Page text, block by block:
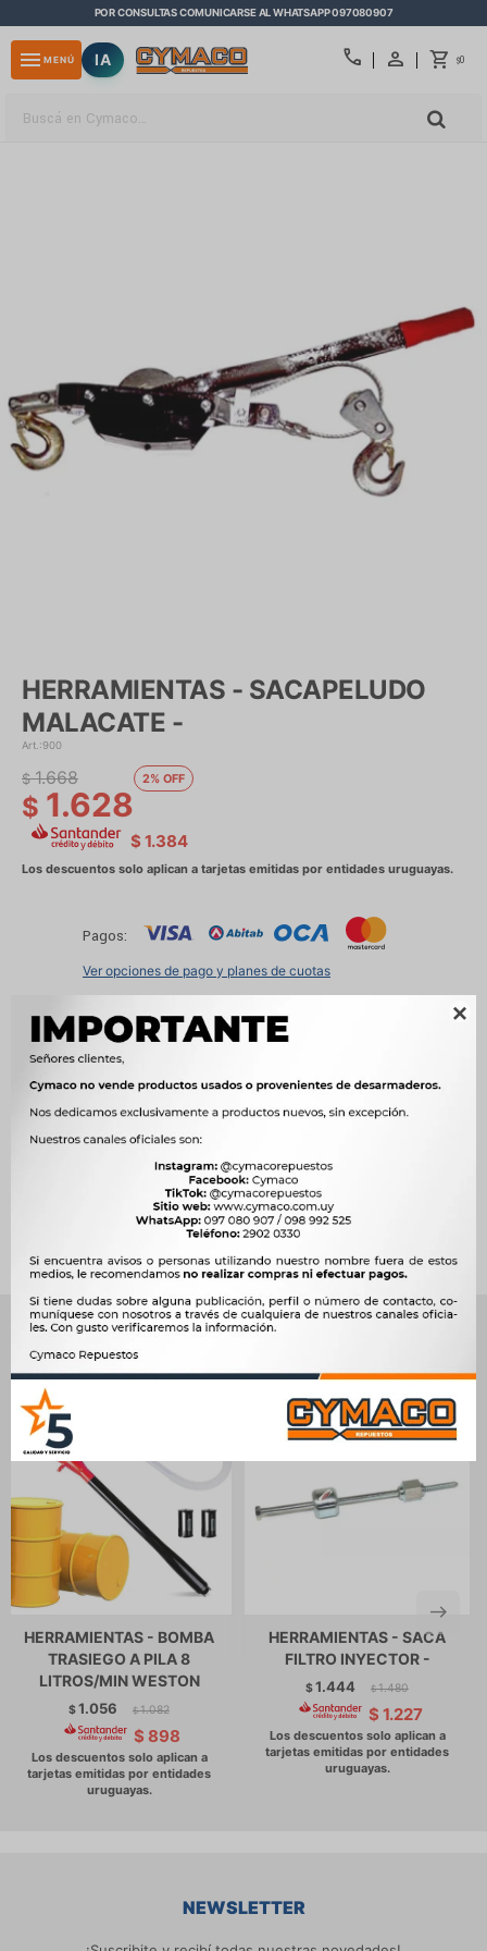

POR CONSULTAS COMUNICARSE AL WHATSAPP 097080907
call $0
menu MENÚ IA
HERRAMIENTAS - SACAPELUDO
MALACATE -
900
$ 1.628
$ 1.668 2
$ 1.384
Pagos:
Ver opciones de pago y planes de cuotas
Métodos y costos de envío
   
Ver mas productos de la marca Sin Marca
Productos que te pueden interesar
HERRAMIENTAS - BOMBA
TRASIEGO A PILA 8
LITROS/MIN WESTON
$1.056 $ 1.082
$ 898
HERRAMIENTAS - SACA
FILTRO INYECTOR -
$1.444 $ 1.480
$ 1.227
NEWSLETTER
close